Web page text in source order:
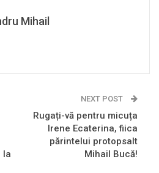
Mihail
la
NEXT POST
Rugați-vă pentru micuța
Irene Ecaterina, fiica
părintelui protopsalt
Mihail Bucă!